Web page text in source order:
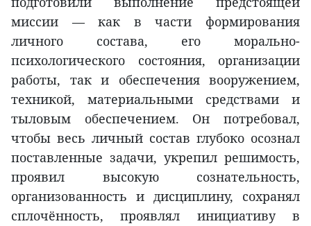
миссии — как в части формирования
личного состава, его морально-
психологического состояния, организации
работы, так и обеспечения вооружением,
техникой, материальными средствами и
тыловым обеспечением. Он потребовал,
чтобы весь личный состав глубоко осознал
поставленные задачи, укрепил решимость,
проявил высокую сознательность,
организованность и дисциплину, сохранял
сплочённость, проявлял инициативу в